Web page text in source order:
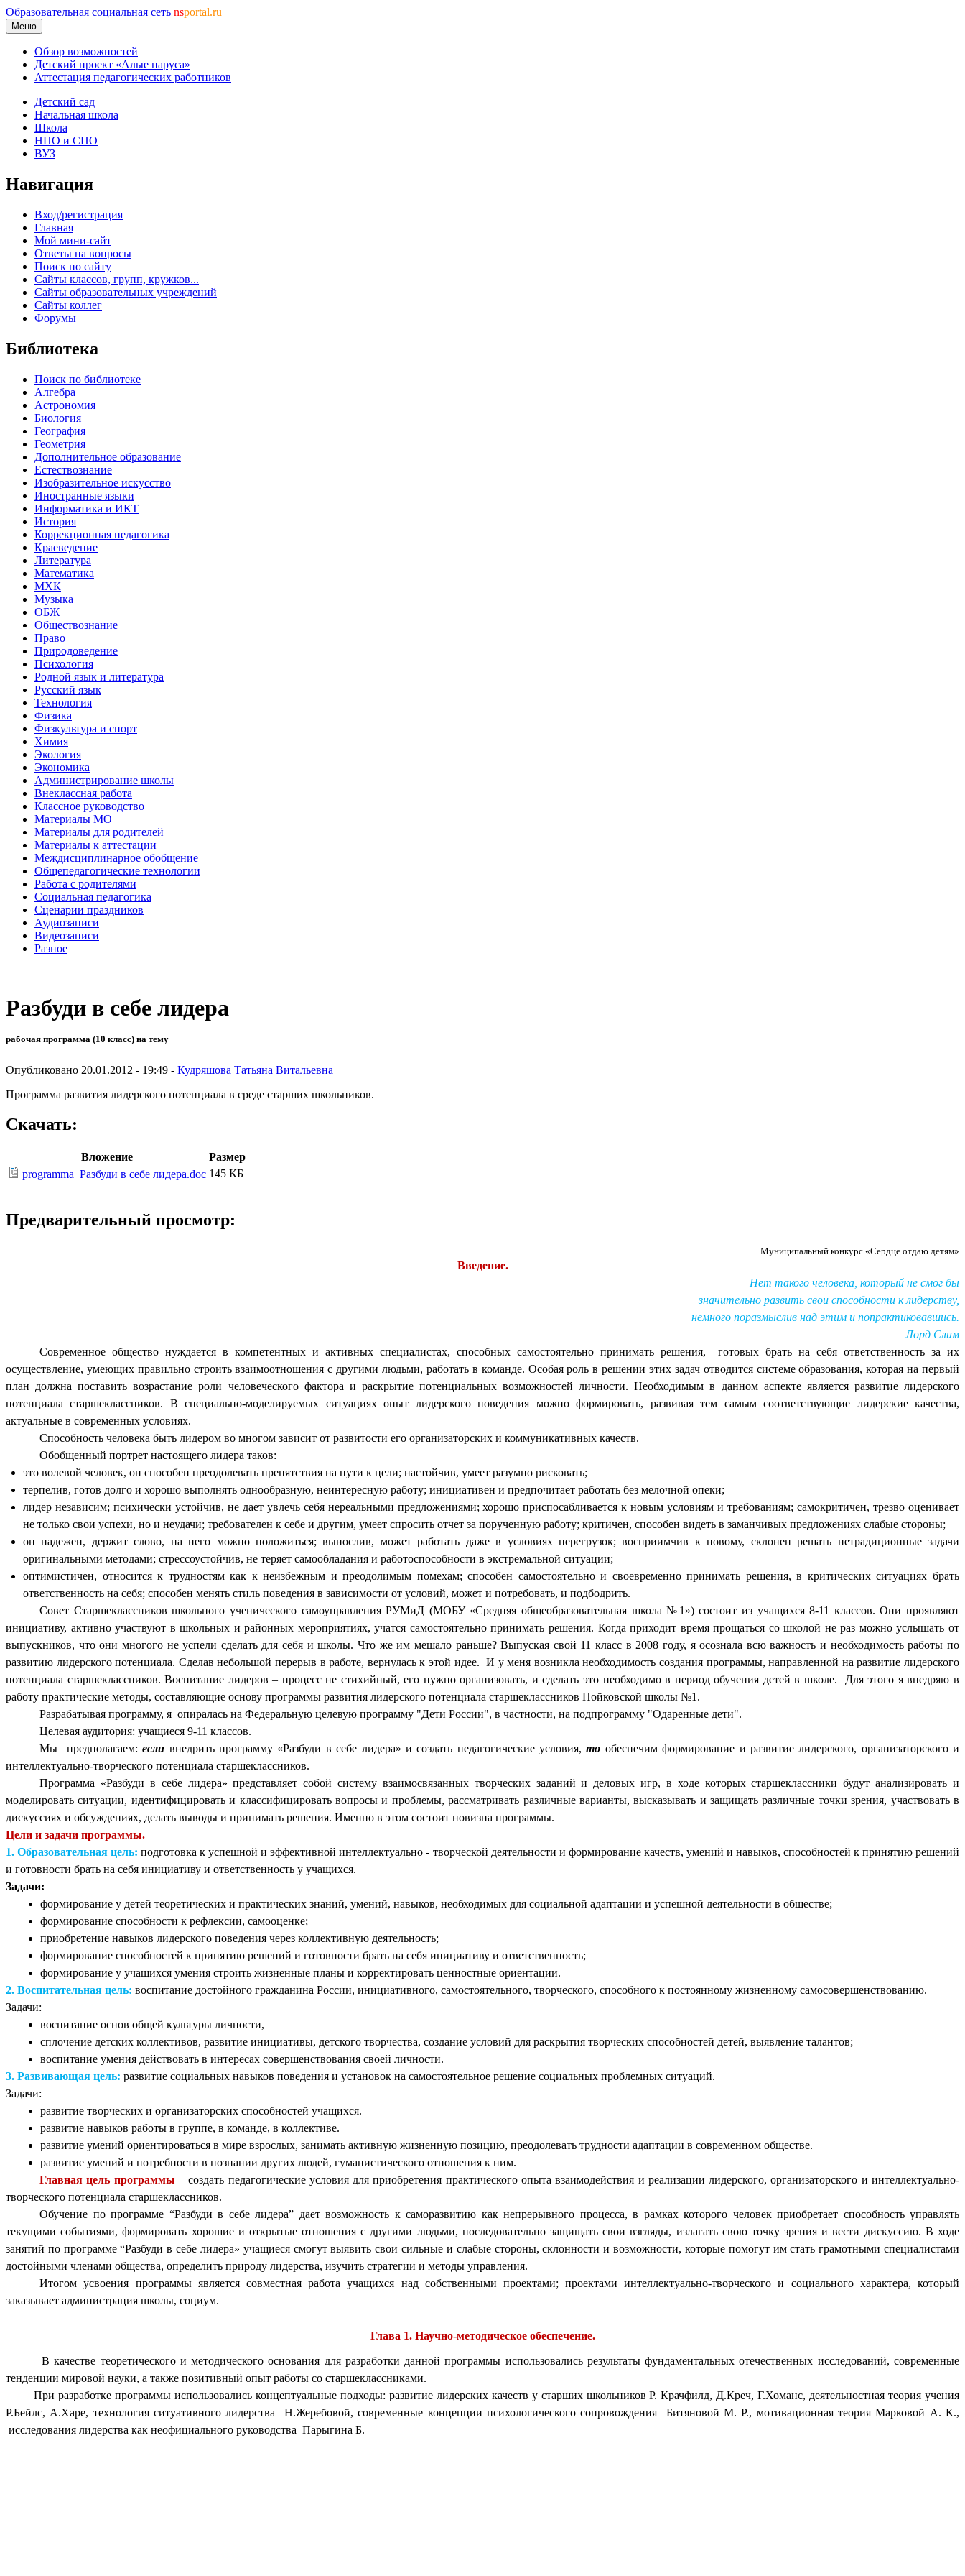
Образовательная социальная сеть nsportal.ru
Меню
Обзор возможностей
Детский проект «Алые паруса»
Аттестация педагогических работников
Детский сад
Начальная школа
Школа
НПО и СПО
ВУЗ
Навигация
Вход/регистрация
Главная
Мой мини-сайт
Ответы на вопросы
Поиск по сайту
Сайты классов, групп, кружков...
Сайты образовательных учреждений
Сайты коллег
Форумы
Библиотека
Поиск по библиотеке
Алгебра
Астрономия
Биология
География
Геометрия
Дополнительное образование
Естествознание
Изобразительное искусство
Иностранные языки
Информатика и ИКТ
История
Коррекционная педагогика
Краеведение
Литература
Математика
МХК
Музыка
ОБЖ
Обществознание
Право
Природоведение
Психология
Родной язык и литература
Русский язык
Технология
Физика
Физкультура и спорт
Химия
Экология
Экономика
Администрирование школы
Внеклассная работа
Классное руководство
Материалы МО
Материалы для родителей
Материалы к аттестации
Междисциплинарное обобщение
Общепедагогические технологии
Работа с родителями
Социальная педагогика
Сценарии праздников
Аудиозаписи
Видеозаписи
Разное
Разбуди в себе лидера
рабочая программа (10 класс) на тему
Опубликовано 20.01.2012 - 19:49 - Кудряшова Татьяна Витальевна
Программа развития лидерского потенциала в среде старших школьников.
Скачать:
Вложение
Размер
programma_Разбуди в себе лидера.doc 145 КБ
Предварительный просмотр:
Муниципальный конкурс «Сердце отдаю детям»
Введение.
Нет такого человека, который не смог бы
значительно развить свои способности к лидерству,
немного поразмыслив над этим и попрактиковавшись.
Лорд Слим
Современное общество нуждается в компетентных и активных специалистах, способных самостоятельно принимать решения, готовых брать на себя ответственность за их
осуществление, умеющих правильно строить взаимоотношения с другими людьми, работать в команде. Особая роль в решении этих задач отводится системе образования, которая на первый
план должна поставить возрастание роли человеческого фактора и раскрытие потенциальных возможностей личности. Необходимым в данном аспекте является развитие лидерского
потенциала старшеклассников. В специально-моделируемых ситуациях опыт лидерского поведения можно формировать, развивая тем самым соответствующие лидерские качества,
актуальные в современных условиях.
Способность человека быть лидером во многом зависит от развитости его организаторских и коммуникативных качеств.
Обобщенный портрет настоящего лидера таков:
это волевой человек, он способен преодолевать препятствия на пути к цели; настойчив, умеет разумно рисковать;
терпелив, готов долго и хорошо выполнять однообразную, неинтересную работу; инициативен и предпочитает работать без мелочной опеки;
лидер независим; психически устойчив, не дает увлечь себя нереальными предложениями; хорошо приспосабливается к новым условиям и требованиям; самокритичен, трезво оценивает
не только свои успехи, но и неудачи; требователен к себе и другим, умеет спросить отчет за порученную работу; критичен, способен видеть в заманчивых предложениях слабые стороны;
он надежен, держит слово, на него можно положиться; вынослив, может работать даже в условиях перегрузок; восприимчив к новому, склонен решать нетрадиционные задачи
оригинальными методами; стрессоустойчив, не теряет самообладания и работоспособности в экстремальной ситуации;
оптимистичен, относится к трудностям как к неизбежным и преодолимым помехам; способен самостоятельно и своевременно принимать решения, в критических ситуациях брать
ответственность на себя; способен менять стиль поведения в зависимости от условий, может и потребовать, и подбодрить.
Совет Старшеклассников школьного ученического самоуправления РУМиД (МОБУ «Средняя общеобразовательная школа №1») состоит из учащихся 8-11 классов. Они проявляют
инициативу, активно участвуют в школьных и районных мероприятиях, учатся самостоятельно принимать решения. Когда приходит время прощаться со школой не раз можно услышать от
выпускников, что они многого не успели сделать для себя и школы. Что же им мешало раньше? Выпуская свой 11 класс в 2008 году, я осознала всю важность и необходимость работы по
развитию лидерского потенциала. Сделав небольшой перерыв в работе, вернулась к этой идее. И у меня возникла необходимость создания программы, направленной на развитие лидерского
потенциала старшеклассников. Воспитание лидеров – процесс не стихийный, его нужно организовать, и сделать это необходимо в период обучения детей в школе. Для этого я внедряю в
работу практические методы, составляющие основу программы развития лидерского потенциала старшеклассников Пойковской школы №1.
Разрабатывая программу, я опиралась на Федеральную целевую программу "Дети России", в частности, на подпрограмму "Одаренные дети".
Целевая аудитория: учащиеся 9-11 классов.
Мы предполагаем:если внедрить программу «Разбуди в себе лидера» и создать педагогические условия,то обеспечим формирование и развитие лидерского, организаторского и
интеллектуально-творческого потенциала старшеклассников.
Программа «Разбуди в себе лидера» представляет собой систему взаимосвязанных творческих заданий и деловых игр, в ходе которых старшеклассники будут анализировать и
моделировать ситуации, идентифицировать и классифицировать вопросы и проблемы, рассматривать различные варианты, высказывать и защищать различные точки зрения, участвовать в
дискуссиях и обсуждениях, делать выводы и принимать решения. Именно в этом состоит новизна программы.
Цели и задачи программы.
1. Образовательная цель: подготовка к успешной и эффективной интеллектуально - творческой деятельности и формирование качеств, умений и навыков, способностей к принятию решений
и готовности брать на себя инициативу и ответственность у учащихся.
Задачи:
формирование у детей теоретических и практических знаний, умений, навыков, необходимых для социальной адаптации и успешной деятельности в обществе;
формирование способности к рефлексии, самооценке;
приобретение навыков лидерского поведения через коллективную деятельность;
формирование способностей к принятию решений и готовности брать на себя инициативу и ответственность;
формирование у учащихся умения строить жизненные планы и корректировать ценностные ориентации.
2. Воспитательная цель: воспитание достойного гражданина России, инициативного, самостоятельного, творческого, способного к постоянному жизненному самосовершенствованию.
Задачи:
воспитание основ общей культуры личности,
сплочение детских коллективов, развитие инициативы, детского творчества, создание условий для раскрытия творческих способностей детей, выявление талантов;
воспитание умения действовать в интересах совершенствования своей личности.
3. Развивающая цель: развитие социальных навыков поведения и установок на самостоятельное решение социальных проблемных ситуаций.
Задачи:
развитие творческих и организаторских способностей учащихся.
развитие навыков работы в группе, в команде, в коллективе.
развитие умений ориентироваться в мире взрослых, занимать активную жизненную позицию, преодолевать трудности адаптации в современном обществе.
развитие умений и потребности в познании других людей, гуманистического отношения к ним.
Главная цель программы – создать педагогические условия для приобретения практического опыта взаимодействия и реализации лидерского, организаторского и интеллектуально-
творческого потенциала старшеклассников.
Обучение по программе “Разбуди в себе лидера” дает возможность к саморазвитию как непрерывного процесса, в рамках которого человек приобретает способность управлять
текущими событиями, формировать хорошие и открытые отношения с другими людьми, последовательно защищать свои взгляды, излагать свою точку зрения и вести дискуссию. В ходе
занятий по программе “Разбуди в себе лидера» учащиеся смогут выявить свои сильные и слабые стороны, склонности и возможности, которые помогут им стать грамотными специалистами
достойными членами общества, определить природу лидерства, изучить стратегии и методы управления.
Итогом усвоения программы является совместная работа учащихся над собственными проектами; проектами интеллектуально-творческого и социального характера, который
заказывает администрация школы, социум.
Глава 1. Научно-методическое обеспечение.
В качестве теоретического и методического основания для разработки данной программы использовались результаты фундаментальных отечественных исследований, современные
тенденции мировой науки, а также позитивный опыт работы со старшеклассниками.
При разработке программы использовались концептуальные подходы: развитие лидерских качеств у старших школьников Р. Крачфилд, Д.Креч, Г.Хоманс, деятельностная теория учения
Р.Бейлс, А.Харе, технология ситуативного лидерства Н.Жеребовой, современные концепции психологического сопровождения Битяновой М. Р., мотивационная теория Марковой А. К.,
исследования лидерства как неофициального руководства Парыгина Б.